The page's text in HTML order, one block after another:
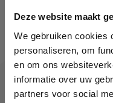
Deze website maakt
We gebruiken cookies
personaliseren, om
en om ons
informatie over uw
partners voor social
Staat jouw